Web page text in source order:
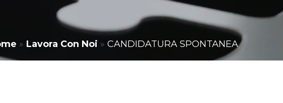
» Lavora Con Noi » CANDIDATURA SPONTANEA